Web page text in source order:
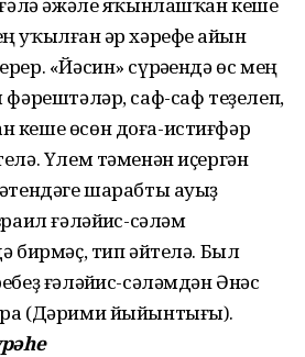
уҡылған һәр хәрефе һайын
«Йәсин» сүрәһендә өс мең
саф-саф теҙелеп,
өсөн доға-истиғфәр
Үлем тәменән иҫергән
шарабты ауыҙ
ғәләйһис-сәләм
бирмәҫ, тип әйтелә. Был
ғәләйһис-сәләмдән Әнәс
(Дәрими йыйынтығы).